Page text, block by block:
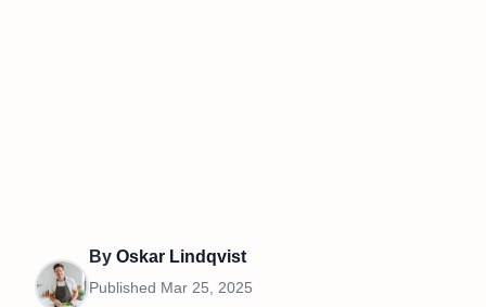
By Oskar Lindqvist
Published Mar 25, 2025